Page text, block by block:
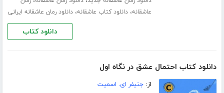
عاشقانه،دانلود کتاب عاشقانه،دانلود رمان عاشقانه ایرانی
دانلود کتاب
دانلود کتاب احتمال عشق در نگاه اول
از:جنیفر ای. اسمیت